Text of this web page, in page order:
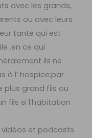
avec les grands,
ou avec leurs
tante qui est
.en ce qui
ils ne
à l’ hospice;par
plus grand fils ou
fils si l’habitation
et podcasts